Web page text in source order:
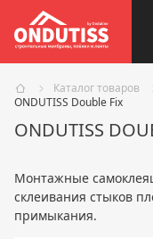
Каталог товаров
ONDUTISS Double Fix
ONDUTISS
Монтажные
склеивания стыков
примыкания.